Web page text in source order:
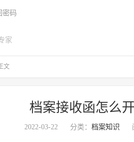
家
密码
文
档案接收函怎么
2022-03-22 分类： 档案知识